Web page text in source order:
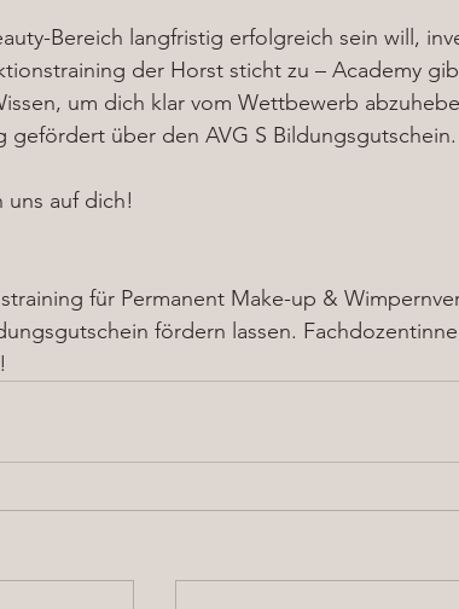
Bereich langfristig erfolgreich sein will,
der Horst sticht zu – Academy
um dich klar vom Wettbewerb
gefördert über den AVG S Bildungsgutschein.
uns auf dich!
für Permanent Make-up &
fördern lassen.